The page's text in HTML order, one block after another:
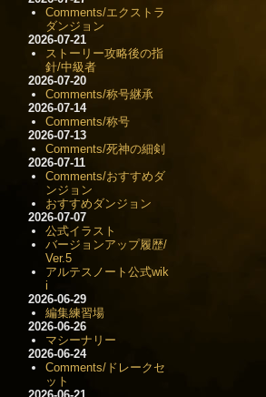
Comments/エクストラ
ダンジョン
2026-07-21
ストーリー攻略後の指
針/中級者
2026-07-20
Comments/称号継承
2026-07-14
Comments/称号
2026-07-13
Comments/死神の細剣
2026-07-11
Comments/おすすめダ
ンジョン
おすすめダンジョン
2026-07-07
公式イラスト
バージョンアップ履歴/
Ver.5
アルテスノート公式wik
i
2026-06-29
編集練習場
2026-06-26
マシーナリー
2026-06-24
Comments/ドレークセ
ット